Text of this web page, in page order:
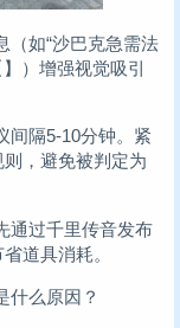
（如“沙巴克急需法
）增强视觉吸引
间隔5-10分钟。紧
，避免被判定为
通过千里传音发布
道具消耗。
什么原因？